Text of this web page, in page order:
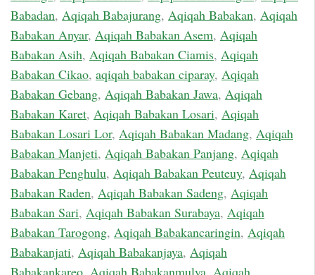
Babadan, Aqiqah Babajurang, Aqiqah Babakan, Aqiqah
Babakan Anyar, Aqiqah Babakan Asem, Aqiqah
Babakan Asih, Aqiqah Babakan Ciamis, Aqiqah
Babakan Cikao, aqiqah babakan ciparay, Aqiqah
Babakan Gebang, Aqiqah Babakan Jawa, Aqiqah
Babakan Karet, Aqiqah Babakan Losari, Aqiqah
Babakan Losari Lor, Aqiqah Babakan Madang, Aqiqah
Babakan Manjeti, Aqiqah Babakan Panjang, Aqiqah
Babakan Penghulu, Aqiqah Babakan Peuteuy, Aqiqah
Babakan Raden, Aqiqah Babakan Sadeng, Aqiqah
Babakan Sari, Aqiqah Babakan Surabaya, Aqiqah
Babakan Tarogong, Aqiqah Babakancaringin, Aqiqah
Babakanjati, Aqiqah Babakanjaya, Aqiqah